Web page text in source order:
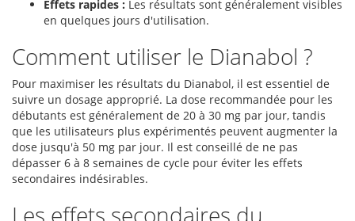
Effets rapides : Les résultats sont généralement visibles
en quelques jours d'utilisation.
Comment utiliser le Dianabol ?
Pour maximiser les résultats du Dianabol, il est essentiel de
suivre un dosage approprié. La dose recommandée pour les
débutants est généralement de 20 à 30 mg par jour, tandis
que les utilisateurs plus expérimentés peuvent augmenter la
dose jusqu'à 50 mg par jour. Il est conseillé de ne pas
dépasser 6 à 8 semaines de cycle pour éviter les effets
secondaires indésirables.
Les effets secondaires du